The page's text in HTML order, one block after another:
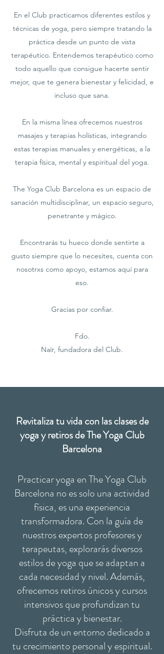
En el Club practicamos diferentes estilos y
técnicas de yoga, pero siempre tratando la
práctica desde un punto de vista
terapéutico. Entendemos terapéutico como
todo aquello que consigue hacerte sentir
mejor, que te genera bienestar y felicidad, e
incluso que sana.
En la misma línea ofrecemos nuestros
masajes y terapias holísticas, integrando
estas terapias manuales y energéticas, a la
terapia física, mental y espiritual del yoga.
The Yoga Club Barcelona es un espacio de
sanación multidisciplinar, un espacio seguro,
penetrante y mágico.
Encontrarás tu hueco donde sentirte a
gusto siempre que lo necesites, cuenta con
nosotrxs como apoyo, estamos aquí para
eso.
Gracias por confiar.
​Fdo.
Naïr, fundadora del Club.
Revitaliza tu vida con las clases de
yoga y retiros de The Yoga Club
Barcelona
Practicar yoga en The Yoga Club
Barcelona no es solo una actividad
física, es una experiencia
transformadora. Con la guía de
nuestros expertos profesores y
terapeutas, explorarás diversos
estilos de yoga que se adaptan a
cada necesidad y nivel. Además,
ofrecemos retiros únicos y cursos
intensivos que profundizan tu
práctica y bienestar.
Disfruta de un entorno dedicado a
tu crecimiento personal y espiritual.